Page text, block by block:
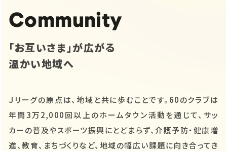
Community
「お互いさま」が広がる
温かい地域へ
Ｊリーグの原点は、地域と共に歩むことです。60のクラブは
年間3万2,000回以上のホームタウン活動を通じて、サッ
カーの普及やスポーツ振興にとどまらず、介護予防・健康増
進、教育、まちづくりなど、地域の幅広い課題に向き合ってき